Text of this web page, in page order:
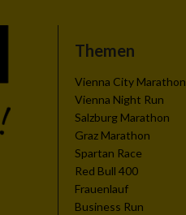
Themen
Vienna City Marathon
Vienna Night Run
Salzburg Marathon
Graz Marathon
Spartan Race
Red Bull 400
Frauenlauf
Business Run